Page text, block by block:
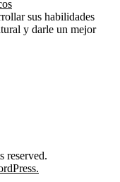
sus habilidades
y darle un mejor
reserved.